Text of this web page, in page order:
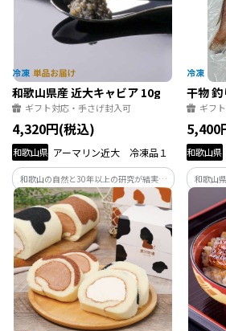
和歌山県産 近大キャビア 10g
ギフト対応・手さげ封入可
4,320円(税込)
和歌山県 アーマリン近大 冷凍品１
和歌山の自然と30年以上の研究が結実し
た近大キャビア。 岩塩のみで仕上げた非
加熱・防腐剤不使用の製法で透明感ある
旨味ととろける食感を実現しました。
「第1回和歌山一番星アワード」審査委員
特別賞受賞。
干物
ギフ
5,400
和歌山県
和歌山
るか